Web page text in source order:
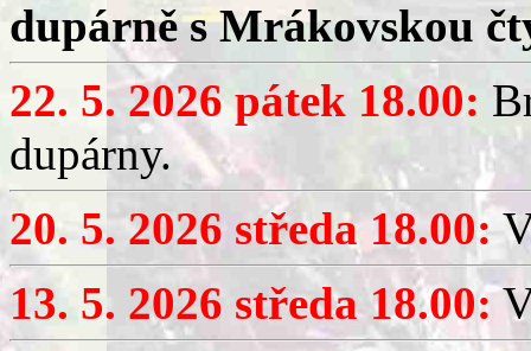
dupárně s Mrákovskou
22. 5. 2026 pátek 18.00:
dupárny.
20. 5. 2026 středa 18.00:
13. 5. 2026 středa 18.00: